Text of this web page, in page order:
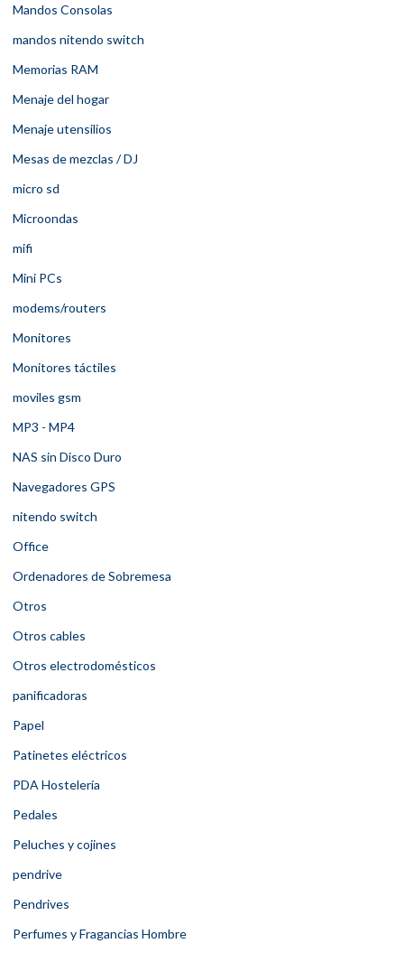
Mandos Consolas
mandos nitendo switch
Memorias RAM
Menaje del hogar
Menaje utensilios
Mesas de mezclas / DJ
micro sd
Microondas
mifi
Mini PCs
modems/routers
Monitores
Monitores táctiles
moviles gsm
MP3 - MP4
NAS sin Disco Duro
Navegadores GPS
nitendo switch
Office
Ordenadores de Sobremesa
Otros
Otros cables
Otros electrodomésticos
panificadoras
Papel
Patinetes eléctricos
PDA Hostelería
Pedales
Peluches y cojines
pendrive
Pendrives
Perfumes y Fragancias Hombre